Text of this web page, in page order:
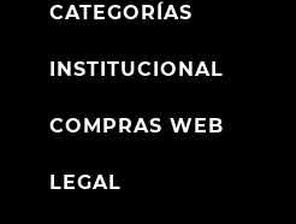
CATEGORÍAS
INSTITUCIONAL
COMPRAS WEB
LEGAL